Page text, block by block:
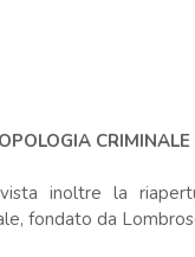
CRIMINALE
inoltre la
fondato da